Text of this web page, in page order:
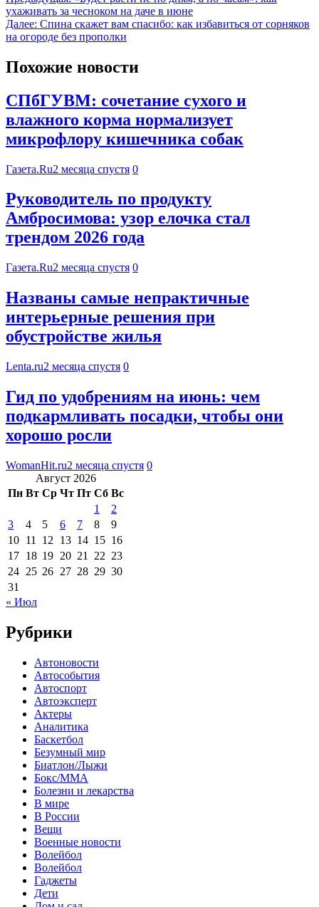
ухаживать за чесноком на даче в июне
Далее: Спина скажет вам спасибо: как избавиться от сорняков
на огороде без прополки
Похожие новости
СПбГУВМ: сочетание сухого и
влажного корма нормализует
микрофлору кишечника собак
Газета.Ru2 месяца спустя 0
Руководитель по продукту
Амбросимова: узор елочка стал
трендом 2026 года
Газета.Ru2 месяца спустя 0
Названы самые непрактичные
интерьерные решения при
обустройстве жилья
Lenta.ru2 месяца спустя 0
Гид по удобрениям на июнь: чем
подкармливать посадки, чтобы они
хорошо росли
WomanHit.ru2 месяца спустя 0
Август 2026
Пн Вт Ср Чт Пт Сб Вс
1
2
3
4 5 6 7 8
9
10 11 12 13 14 15 16
17 18 19 20 21 22 23
24 25 26 27 28 29 30
31
« Июл
Рубрики
Автоновости
Автособытия
Автоспорт
Автоэксперт
Актеры
Аналитика
Баскетбол
Безумный мир
Биатлон/Лыжи
Бокс/MMA
Болезни и лекарства
В мире
В России
Вещи
Военные новости
Волейбол
Волейбол
Гаджеты
Дети